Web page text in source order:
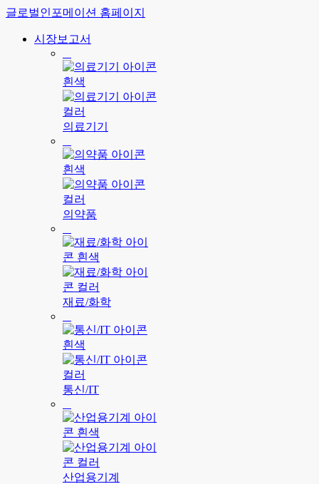
글로벌인포메이션 홈페이지
시장보고서
의료기기
의약품
재료/화학
통신/IT
산업용기계